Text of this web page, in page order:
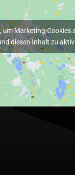
um Marketing-Cookies
diesen Inhalt zu